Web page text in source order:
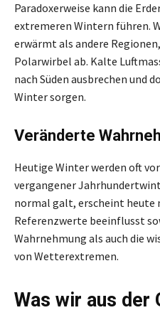
Paradoxerweise kann die
extremeren Wintern führen.
erwärmt als andere
Polarwirbel ab. Kalte
nach Süden ausbrechen und
Winter sorgen.
Veränderte
Heutige Winter werden oft
vergangener
normal galt, erscheint heute
Referenzwerte beeinflusst
Wahrnehmung als auch die
von Wetterextremen.
Was wir aus der